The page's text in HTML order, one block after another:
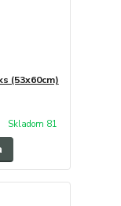
(53x60cm)
Skladom 81